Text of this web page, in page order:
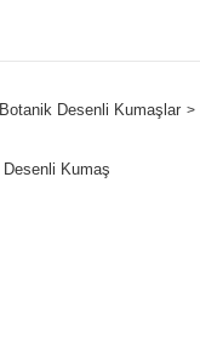
Botanik Desenli Kumaşlar